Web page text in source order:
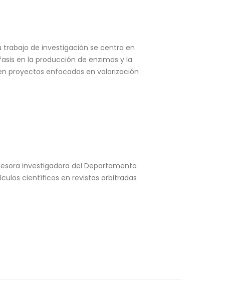
trabajo de investigación se centra en
en la producción de enzimas y la
proyectos enfocados en valorización
investigadora del Departamento
científicos en revistas arbitradas